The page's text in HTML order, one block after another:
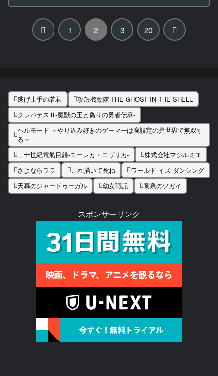
前
1 2 3 20
次
逃げ上手の若君
攻殻機動隊 THE GHOST IN THE SHELL
クレバテスⅡ-魔獣の王と偽りの勇者伝承-
ヘルモード ～やり込み好きのゲーマーは廃設定の異世界で無双す
る～
二十世紀電氣目録-ユーレカ・エヴリカ-
株式会社マジルミエ
さよならララ
これ描いて死ね
ワールド イズ ダンシング
天幕のジャードゥーガル
幼女戦記 黄泉のツガイ
スポンサーリンク